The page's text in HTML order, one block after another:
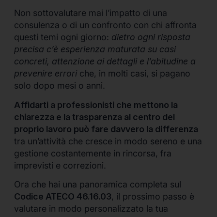
Non sottovalutare mai l’impatto di una
consulenza o di un confronto con chi affronta
questi temi ogni giorno: dietro ogni risposta
precisa c’è esperienza maturata su casi
concreti, attenzione ai dettagli e l’abitudine a
prevenire errori che, in molti casi, si pagano
solo dopo mesi o anni.
Affidarti a professionisti che mettono la
chiarezza e la trasparenza al centro del
proprio lavoro può fare davvero la differenza
tra un’attività che cresce in modo sereno e una
gestione costantemente in rincorsa, fra
imprevisti e correzioni.
Ora che hai una panoramica completa sul
Codice ATECO 46.16.03, il prossimo passo è
valutare in modo personalizzato la tua